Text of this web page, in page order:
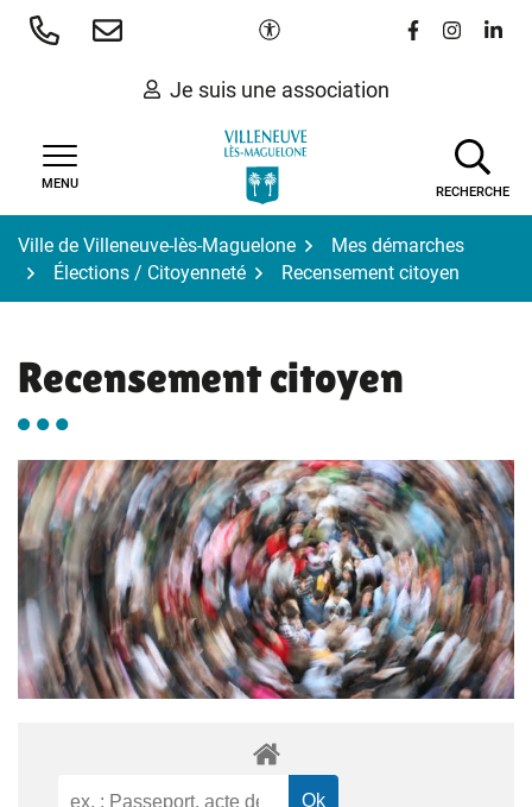
Aller
Paramètres d'accessibilité
Lien vers le
Lien vers
Lien
Je suis une association
MENU
RECHERCHE
Ville de Villeneuve-lès-Maguelone
Mes démarches
Élections / Citoyenneté
Recensement citoyen
Recensement citoyen